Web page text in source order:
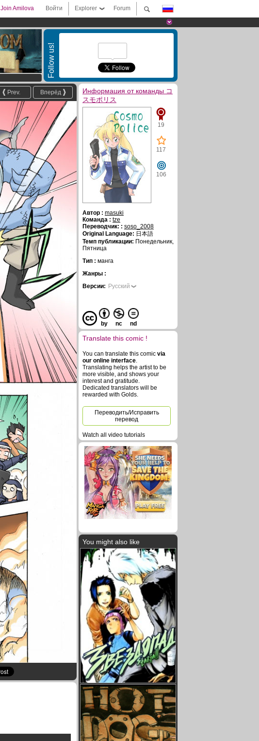
Forum
Explorer
Войти
Join Amilova
Follow us!
Вперёд
Prev.
Информация от команды コ
スモポリス
19
117
106
Автор : masuki
Команда : tze
Переводчик: : soso_2008
Original Language: 日本語
Темп публикации: Понедельник,
Пятница
Тип : манга
Жанры :
Версии: Русский
by nc nd
Translate this comic !
You can translate this comic via
our online interface.
Translating helps the artist to be
more visible, and shows your
interest and gratitude.
Dedicated translators will be
rewarded with Golds.
Переводить/Исправить
перевод
Watch all video tutorials
You might also like